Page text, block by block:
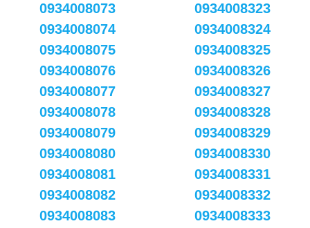
0934008073
0934008074
0934008075
0934008076
0934008077
0934008078
0934008079
0934008080
0934008081
0934008082
0934008083
0934008323
0934008324
0934008325
0934008326
0934008327
0934008328
0934008329
0934008330
0934008331
0934008332
0934008333